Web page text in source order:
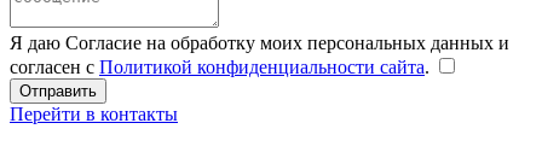
Я даю Согласие на обработку моих персональных данных и
согласен с Политикой конфиденциальности сайта.
Перейти в контакты